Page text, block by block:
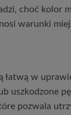
choć kolor
warunki
łatwą w
uszkodzone
pozwala